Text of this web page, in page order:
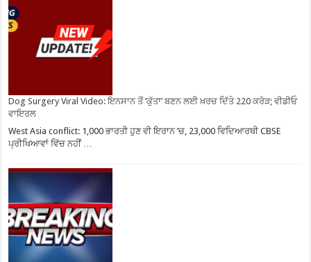
Dog Surgery Viral Video: ਇਨਸਾਨ ਤੋਂ ‘ਕੁੱਤਾ’ ਬਣਨ ਲਈ ਖ਼ਰਚ ਦਿੱਤੇ 220 ਕਰੋੜ; ਵੀਡੀਓ
ਵਾਇਰਲ
West Asia conflict: 1,000 ਭਾਰਤੀ ਹੁਣ ਵੀ ਇਰਾਨ ’ਚ, 23,000 ਵਿਦਿਆਰਥੀ CBSE
ਪ੍ਰੀਖਿਆਵਾਂ ਵਿੱਚ ਨਹੀਂ …